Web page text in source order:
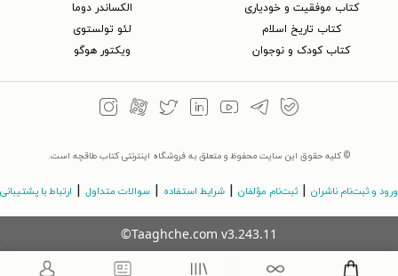
کتاب موفقیت و خودیاری
کتاب تاریخ اسلام
کتاب کودک و نوجوان
الکساندر دوما
لئو تولستوی
ویکتور هوگو
© کلیه حقوق این سایت محفوظ و متعلق به فروشگاه اینترنتی کتاب طاقچه است.
ورود و ثبت‌نام ناشران | ثبت‌نام مؤلفان | شرایط استفاده | سوالات متداول | ارتباط با پشتیبانی
©Taaghche.com v3.243.11